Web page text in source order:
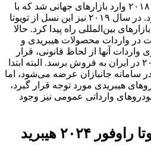
نسل پنجم تویوتا راو۴ از سال ۲۰۱۸ وارد بازارهای جهانی شد که با
کد اتاق XA50 شناخته می‌شود. در سال ۲۰۱۹ نیز این نسل از تویوتا
بین‌المللی راه پیدا کرد. حالا
در واردات محصولات هیبریدی و
آنها از لحاظ قانونی، قرار
است تویوتا راوفور هیبرید ۲۰۲۴ در ایران به فروش برسد. البته ابتدا
سامانه جانبازان عرضه می‌شود، اما
هیبریدی مورد توجه قرار گیرد،
وارداتی عمومی نیز وجود
هیبرید